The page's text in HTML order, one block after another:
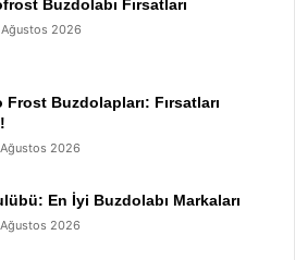
Buzdolabı Fırsatları
2026
Frost Buzdolapları: Fırsatları
2026
En İyi Buzdolabı Markaları
2026